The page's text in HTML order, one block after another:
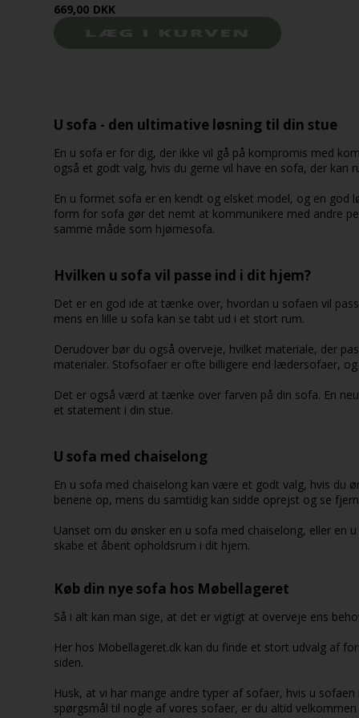
669,00 DKK
U sofa - den ultimative løsning til din stue
En u sofa er for dig, der ikke vil gå på kompromis med
også et godt valg, hvis du gerne vil have en sofa, der
En u formet sofa er en kendt og elsket model, og en god
form for sofa gør det nemt at kommunikere med andre
samme måde som hjørnesofa.
Hvilken u sofa vil passe ind i dit hjem?
Det er en god ide at tænke over, hvordan u sofaen vil
mens en lille u sofa kan se tabt ud i et stort rum.
Derudover bør du også overveje, hvilket materiale, der
materialer. Stofsofaer er ofte billigere end lædersofaer,
Det er også værd at tænke over farven på din sofa. En
et statement i din stue.
U sofa med chaiselong
En u sofa med chaiselong kan være et godt valg, hvis du
benene op, mens du samtidig kan sidde oprejst og se
Uanset om du ønsker en u sofa med chaiselong, eller en
skabe et åbent opholdsrum i dit hjem.
Køb din nye sofa hos Møbellageret
Så i alt kan man sige, at det er vigtigt at overveje ens
Her hos Mobellageret.dk kan du finde et stort udvalg af
siden.
Husk, at vi har mange andre typer af sofaer, hvis u
spørgsmål til nogle af vores sofaer, er du altid